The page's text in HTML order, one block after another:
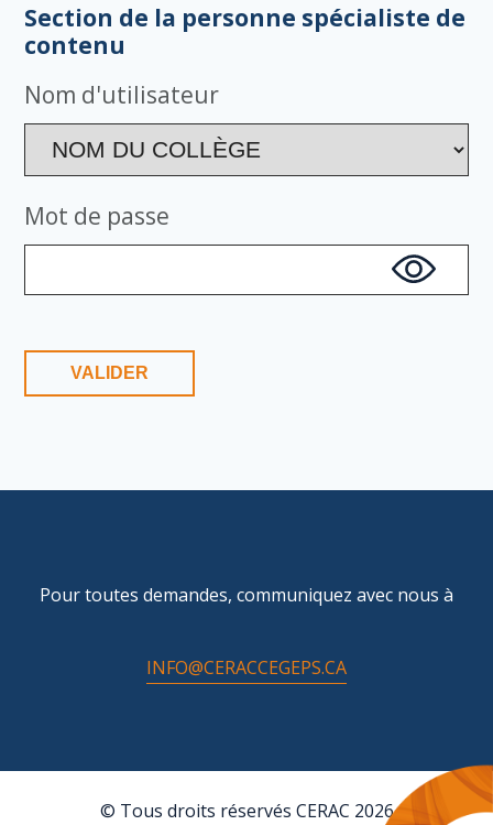
Section de la personne spécialiste de
contenu
Nom d'utilisateur
Mot de passe
Pour toutes demandes, communiquez avec nous à
INFO@CERACCEGEPS.CA
© Tous droits réservés CERAC 2026